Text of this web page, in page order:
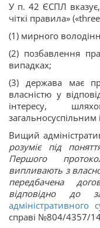
У п. 42 ЄСПЛ
чіткі правила»
(1) мирного
(2) позбавлення
випадках;
(3) держава має
власністю у
інтересу,
загальносуспільним
Вищий
розуміє під
Першого
випливають з
передбачена
відповідно до
справі №804/4357/